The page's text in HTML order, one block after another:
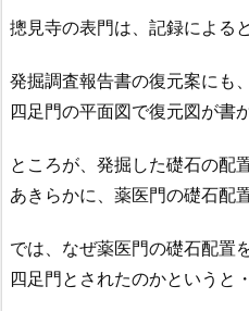
摠見寺の表門は、記録による
発掘調査報告書の復元案にも、
四足門の平面図で復元図が書
ところが、発掘した礎石の配
あきらかに、薬医門の礎石配
では、なぜ薬医門の礎石配置
四足門とされたのかというと